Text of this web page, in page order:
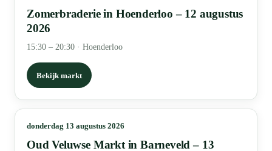
Zomerbraderie in Hoenderloo – 12 augustus
2026
15:30 – 20:30 · Hoenderloo
Bekijk markt
donderdag 13 augustus 2026
Oud Veluwse Markt in Barneveld – 13